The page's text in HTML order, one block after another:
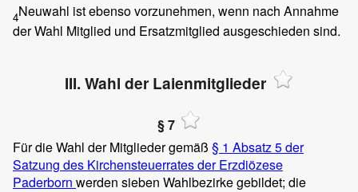
4Neuwahl ist ebenso vorzunehmen, wenn nach Annahme
der Wahl Mitglied und Ersatzmitglied ausgeschieden sind.
III. Wahl der Laienmitglieder
§ 7
Für die Wahl der Mitglieder gemäß § 1 Absatz 5 der
Satzung des Kirchensteuerrates der Erzdiözese
Paderborn werden sieben Wahlbezirke gebildet; die